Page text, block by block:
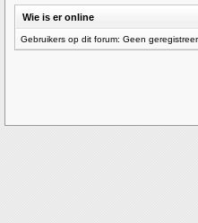
Wie is er online
Gebruikers op dit forum: Geen